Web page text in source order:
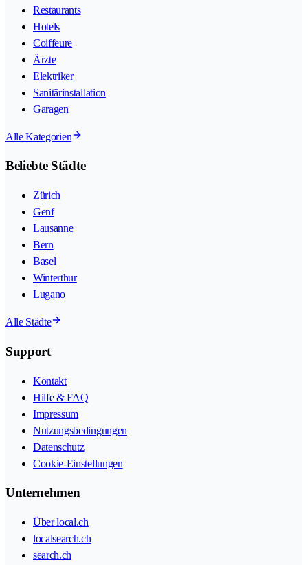
Restaurants
Hotels
Coiffeure
Ärzte
Elektriker
Sanitärinstallation
Garagen
Alle Kategorien
Beliebte Städte
Zürich
Genf
Lausanne
Bern
Basel
Winterthur
Lugano
Alle Städte
Support
Kontakt
Hilfe & FAQ
Impressum
Nutzungsbedingungen
Datenschutz
Cookie-Einstellungen
Unternehmen
Über local.ch
localsearch.ch
search.ch